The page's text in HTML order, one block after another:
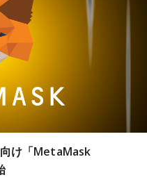
け「MetaMask